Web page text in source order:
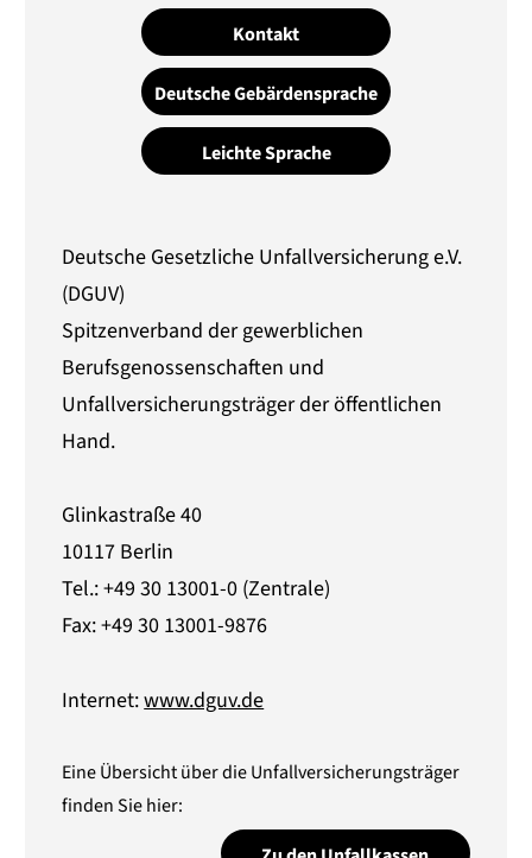
Kontakt
Deutsche Gebärdensprache
Leichte Sprache
Deutsche Gesetzliche Unfallversicherung e.V.
(DGUV)
Spitzenverband der gewerblichen
Berufsgenossenschaften und
Unfallversicherungsträger der öffentlichen
Hand.
Glinkastraße 40
10117 Berlin
Tel.: +49 30 13001-0 (Zentrale)
Fax: +49 30 13001-9876
Internet:www.dguv.de
Eine Übersicht über die Unfallversicherungsträger
finden Sie hier: